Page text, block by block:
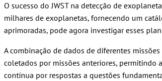
O sucesso do JWST na detecção de
milhares de exoplanetas, fornecendo um
aprimoradas, pode agora investigar esses
A combinação de dados de diferentes
coletados por missões anteriores, permitindo
contínua por respostas a questões